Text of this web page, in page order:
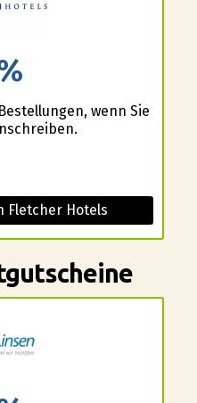
wenn Sie
Fletcher Hotels